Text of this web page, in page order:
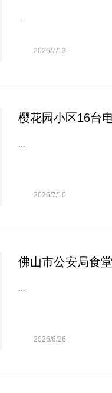
...
2026/7/13
樱花园小区16台
...
2026/7/10
佛山市公安局食
...
2026/6/26